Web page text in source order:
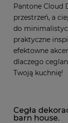
Pantone Cloud
przestrzeń, a
do
praktyczne
efektowne
dlaczego
Twoją kuchnię!
Cegła
barn house.